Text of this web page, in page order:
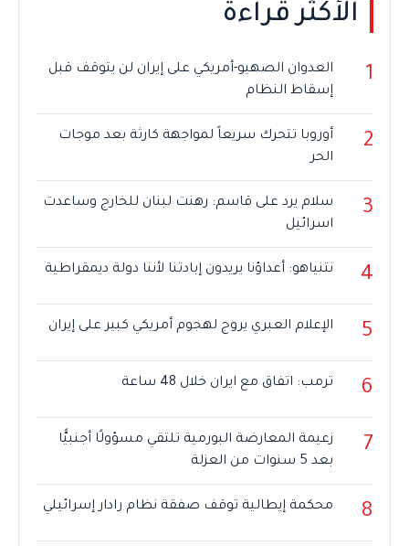
الأكثر قراءة
1
العدوان الصهيو-أمريكي على إيران لن يتوقف قبل
إسقاط النظام
2
أوروبا تتحرك سريعاً لمواجهة كارثة بعد موجات
الحر
3
سلام يرد على قاسم: رهنت لبنان للخارج وساعدت
اسرائيل
4 نتنياهو: أعداؤنا يريدون إبادتنا لأننا دولة ديمقراطية
5 الإعلام العبري يروج لهجوم أمريكي كبير على إيران
6 ترمب: اتفاق مع ايران خلال 48 ساعة
7
زعيمة المعارضة البورمية تلتقي مسؤولًا أجنبيًّا
بعد 5 سنوات من العزلة
8 محكمة إيطالية توقف صفقة نظام رادار إسرائيلي